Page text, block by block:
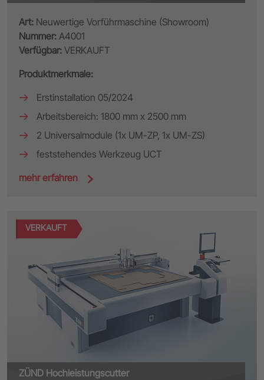
Art: Neuwertige Vorführmaschine (Showroom)
Nummer: A4001
Verfügbar: VERKAUFT
Produktmerkmale:
Erstinstallation 05/2024
Arbeitsbereich: 1800 mm x 2500 mm
2 Universalmodule (1x UM-ZP, 1x UM-ZS)
feststehendes Werkzeug UCT
mehr erfahren
VERKAUFT
ZÜND Hochleistungscutter